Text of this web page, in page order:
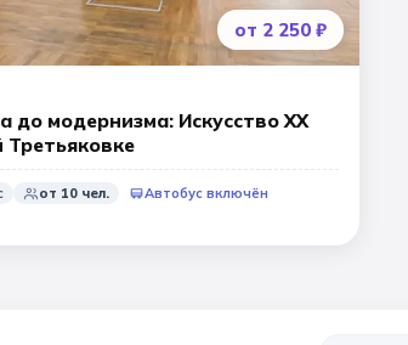
от 2 250 ₽
до модернизма: Искусство XX
Третьяковке
от 10чел.
Автобус включён